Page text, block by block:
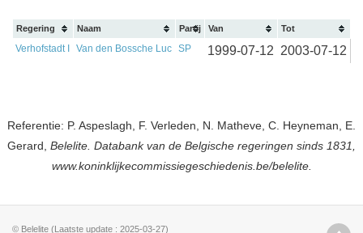
Regering Naam Partij Van Tot
Verhofstadt I Van den Bossche Luc SP 1999-07-12 2003-07-12
Referentie: P. Aspeslagh, F. Verleden, N. Matheve, C. Heyneman, E.
Gerard, Belelite. Databank van de Belgische regeringen sinds 1831,
www.koninklijkecommissiegeschiedenis.be/belelite.
© Belelite (Laatste update : 2025-03-27)